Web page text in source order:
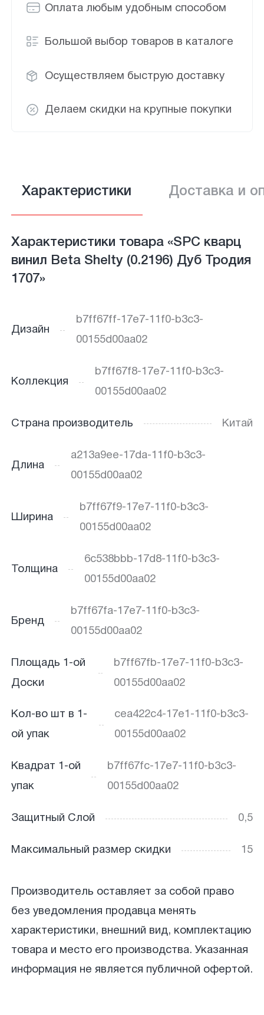
Оплата любым удобным способом
Большой выбор товаров в каталоге
Осуществляем быструю доставку
Делаем скидки на крупные покупки
Характеристики Доставка и
Характеристики товара «SPC кварц
винил Beta Shelty (0.2196) Дуб Тродия
1707»
Дизайн
b7ff67ff-17e7-11f0-b3c3-
00155d00aa02
Коллекция
b7ff67f8-17e7-11f0-b3c3-
00155d00aa02
Страна производитель Китай
Длина
a213a9ee-17da-11f0-b3c3-
00155d00aa02
Ширина
b7ff67f9-17e7-11f0-b3c3-
00155d00aa02
Толщина
6c538bbb-17d8-11f0-b3c3-
00155d00aa02
Бренд
b7ff67fa-17e7-11f0-b3c3-
00155d00aa02
Площадь 1-ой
Доски
b7ff67fb-17e7-11f0-b3c3-
00155d00aa02
Кол-во шт в 1-
ой упак
cea422c4-17e1-11f0-b3c3-
00155d00aa02
Квадрат 1-ой
упак
b7ff67fc-17e7-11f0-b3c3-
00155d00aa02
Защитный Слой 0,5
Максимальный размер скидки 15
Производитель оставляет за собой право
без уведомления продавца менять
характеристики, внешний вид, комплектацию
товара и место его производства. Указанная
информация не является публичной офертой.